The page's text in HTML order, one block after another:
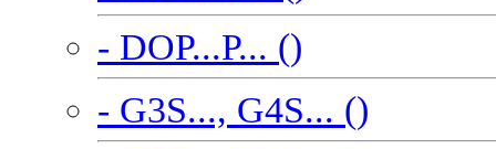
- DOP...P... ()
- G3S..., G4S... ()